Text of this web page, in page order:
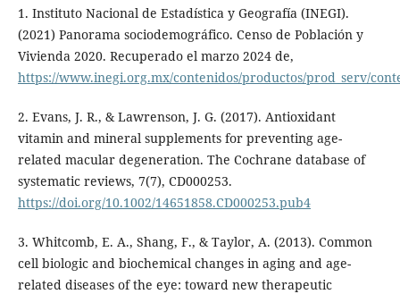
1. Instituto Nacional de Estadística y Geografía (INEGI).
(2021) Panorama sociodemográfico. Censo de Población y
Vivienda 2020. Recuperado el marzo 2024 de,
https://www.inegi.org.mx/contenidos/productos/prod_serv/
2. Evans, J. R., & Lawrenson, J. G. (2017). Antioxidant
vitamin and mineral supplements for preventing age-
related macular degeneration. The Cochrane database of
systematic reviews, 7(7), CD000253.
https://doi.org/10.1002/14651858.CD000253.pub4
3. Whitcomb, E. A., Shang, F., & Taylor, A. (2013). Common
cell biologic and biochemical changes in aging and age-
related diseases of the eye: toward new therapeutic